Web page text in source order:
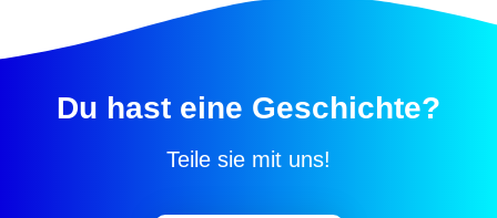
Du hast eine Geschichte?
Teile sie mit uns!